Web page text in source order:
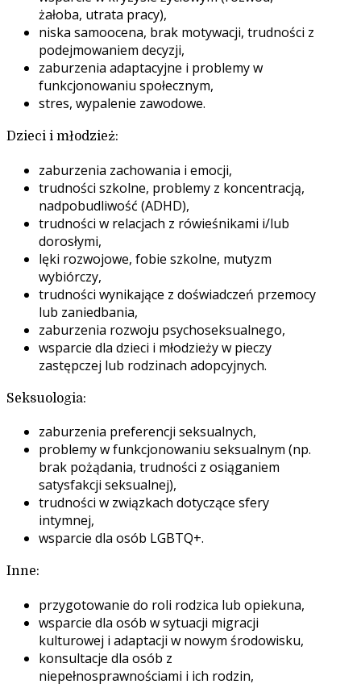
żałoba, utrata pracy),
niska samoocena, brak motywacji, trudności z
podejmowaniem decyzji,
zaburzenia adaptacyjne i problemy w
funkcjonowaniu społecznym,
stres, wypalenie zawodowe.
Dzieci i młodzież:
zaburzenia zachowania i emocji,
trudności szkolne, problemy z koncentracją,
nadpobudliwość (ADHD),
trudności w relacjach z rówieśnikami i/lub
dorosłymi,
lęki rozwojowe, fobie szkolne, mutyzm
wybiórczy,
trudności wynikające z doświadczeń przemocy
lub zaniedbania,
zaburzenia rozwoju psychoseksualnego,
wsparcie dla dzieci i młodzieży w pieczy
zastępczej lub rodzinach adopcyjnych.
Seksuologia:
zaburzenia preferencji seksualnych,
problemy w funkcjonowaniu seksualnym (np.
brak pożądania, trudności z osiąganiem
satysfakcji seksualnej),
trudności w związkach dotyczące sfery
intymnej,
wsparcie dla osób LGBTQ+.
Inne:
przygotowanie do roli rodzica lub opiekuna,
wsparcie dla osób w sytuacji migracji
kulturowej i adaptacji w nowym środowisku,
konsultacje dla osób z
niepełnosprawnościami i ich rodzin,